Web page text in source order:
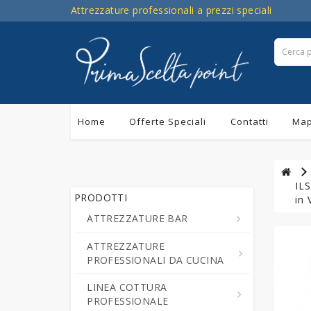
Attrezzature professionali a prezzi speciali
Home Offerte Speciali Contatti
PRODOTTI
ATTREZZATURE BAR
Centrifughe ed Estrattori a
Freddo di Succo di Frutta e
Cioccolatiere - Erogatori di
ATTREZZATURE
PROFESSIONALI DA CUCINA
Cutter da Cucina
Professionali
LINEA COTTURA
PROFESSIONALE
in